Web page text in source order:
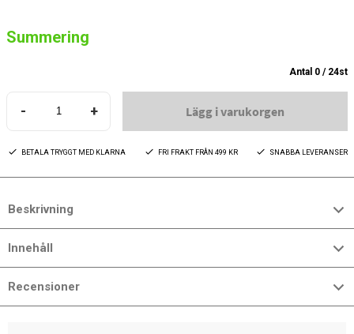
Summering
Antal 0 / 24st
- + Lägg i varukorgen
BETALA TRYGGT MED KLARNA FRI FRAKT FRÅN 499 KR SNABBA LEVERANSER
Beskrivning
Innehåll
Recensioner